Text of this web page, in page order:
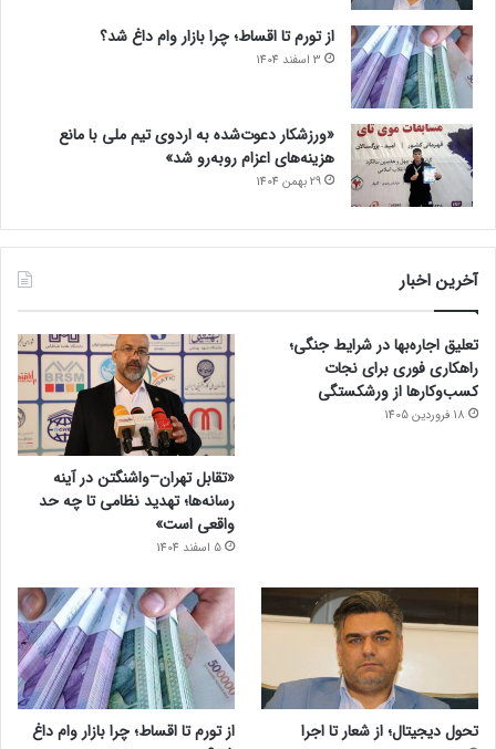
از تورم تا اقساط؛ چرا بازار وام داغ شد؟
3 اسفند 1404
«ورزشکار دعوت‌شده به اردوی تیم ملی با مانع
هزینه‌های اعزام روبه‌رو شد»
29 بهمن 1404
آخرین اخبار
تعلیق اجاره‌بها در شرایط جنگی؛
راهکاری فوری برای نجات
کسب‌وکارها از ورشکستگی
18 فروردین 1405
«تقابل تهران–واشنگتن در آینه
رسانه‌ها؛ تهدید نظامی تا چه حد
واقعی است»
5 اسفند 1404
تحول دیجیتال؛ از شعار تا اجرا
از تورم تا اقساط؛ چرا بازار وام داغ